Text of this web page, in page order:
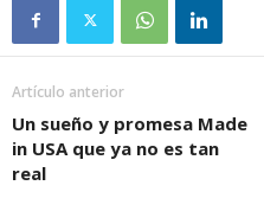
Artículo anterior
Un sueño y promesa Made
in USA que ya no es tan
real